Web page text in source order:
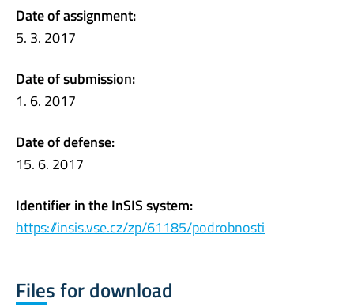
Date of assignment:
5. 3. 2017
Date of submission:
1. 6. 2017
Date of defense:
15. 6. 2017
Identifier in the InSIS system:
https://insis.vse.cz/zp/61185/podrobnosti
Files for download